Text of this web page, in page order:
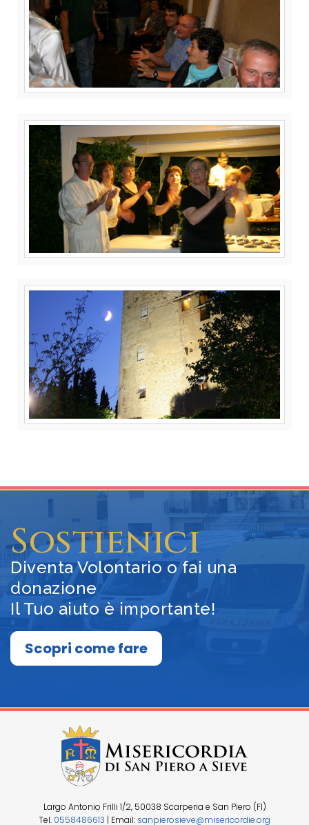
Sostienici
Diventa Volontario o fai una
donazione
Il Tuo aiuto è importante!
Scopri come fare
Largo Antonio Frilli 1/2, 50038 Scarperia e San Piero (FI)
Tel. 0558486613 | Email: sanpierosieve@misericordie.org